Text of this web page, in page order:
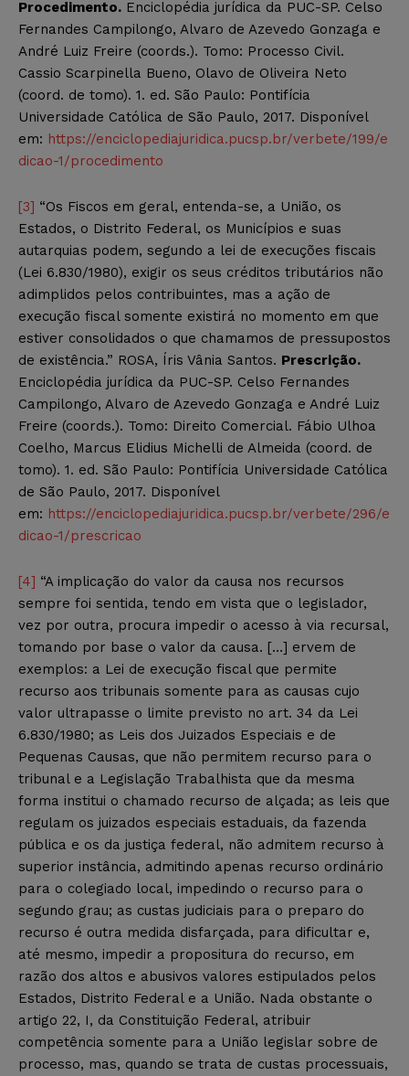
Procedimento. Enciclopédia jurídica da PUC-SP. Celso
Fernandes Campilongo, Alvaro de Azevedo Gonzaga e
André Luiz Freire (coords.). Tomo: Processo Civil.
Cassio Scarpinella Bueno, Olavo de Oliveira Neto
(coord. de tomo). 1. ed. São Paulo: Pontifícia
Universidade Católica de São Paulo, 2017. Disponível
em: https://enciclopediajuridica.pucsp.br/verbete/199/e
dicao-1/procedimento
[3] “Os Fiscos em geral, entenda-se, a União, os
Estados, o Distrito Federal, os Municípios e suas
autarquias podem, segundo a lei de execuções fiscais
(Lei 6.830/1980), exigir os seus créditos tributários não
adimplidos pelos contribuintes, mas a ação de
execução fiscal somente existirá no momento em que
estiver consolidados o que chamamos de pressupostos
de existência.” ROSA, Íris Vânia Santos. Prescrição.
Enciclopédia jurídica da PUC-SP. Celso Fernandes
Campilongo, Alvaro de Azevedo Gonzaga e André Luiz
Freire (coords.). Tomo: Direito Comercial. Fábio Ulhoa
Coelho, Marcus Elidius Michelli de Almeida (coord. de
tomo). 1. ed. São Paulo: Pontifícia Universidade Católica
de São Paulo, 2017. Disponível
em: https://enciclopediajuridica.pucsp.br/verbete/296/e
dicao-1/prescricao
[4] “A implicação do valor da causa nos recursos
sempre foi sentida, tendo em vista que o legislador,
vez por outra, procura impedir o acesso à via recursal,
tomando por base o valor da causa. […] ervem de
exemplos: a Lei de execução fiscal que permite
recurso aos tribunais somente para as causas cujo
valor ultrapasse o limite previsto no art. 34 da Lei
6.830/1980; as Leis dos Juizados Especiais e de
Pequenas Causas, que não permitem recurso para o
tribunal e a Legislação Trabalhista que da mesma
forma institui o chamado recurso de alçada; as leis que
regulam os juizados especiais estaduais, da fazenda
pública e os da justiça federal, não admitem recurso à
superior instância, admitindo apenas recurso ordinário
para o colegiado local, impedindo o recurso para o
segundo grau; as custas judiciais para o preparo do
recurso é outra medida disfarçada, para dificultar e,
até mesmo, impedir a propositura do recurso, em
razão dos altos e abusivos valores estipulados pelos
Estados, Distrito Federal e a União. Nada obstante o
artigo 22, I, da Constituição Federal, atribuir
competência somente para a União legislar sobre de
processo, mas, quando se trata de custas processuais,